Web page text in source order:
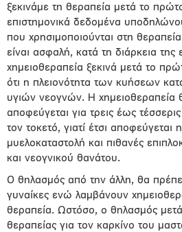
ξεκινάμε τη θεραπεία μετά το
επιστημονικά δεδομένα
που χρησιμοποιούνται στη
είναι ασφαλή, κατά τη διάρκεια
χημειοθεραπεία ξεκινά μετά το
ότι η πλειονότητα των κυήσεων
υγιών νεογνών. Η χημειοθεραπεία
αποφεύγεται για τρεις έως
τον τοκετό, γιατί έτσι αποφεύγεται
μυελοκαταστολή και πιθανές
και νεογνικού θανάτου.
Ο θηλασμός από την άλλη, θα
γυναίκες ενώ λαμβάνουν
θεραπεία. Ωστόσο, ο θηλασμός
θεραπείας για τον καρκίνο του